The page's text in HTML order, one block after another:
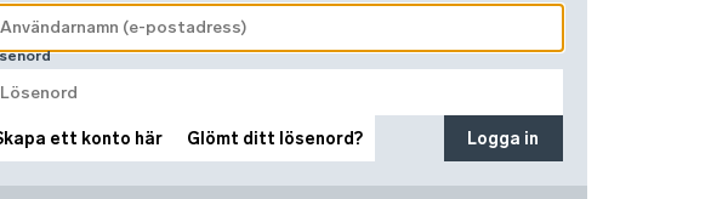
ett konto här Glömt ditt lösenord? Logga in